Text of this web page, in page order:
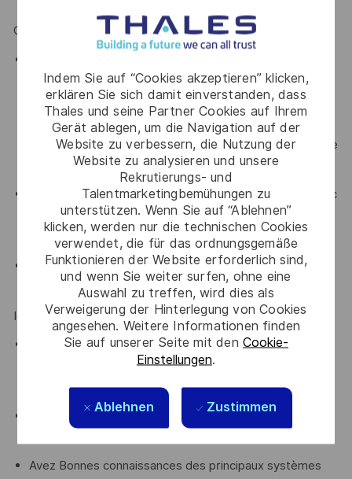
Indem Sie auf “Cookies akzeptieren” klicken,
erklären Sie sich damit einverstanden, dass
Thales und seine Partner Cookies auf Ihrem
Gerät ablegen, um die Navigation auf der
Website zu verbessern, die Nutzung der
Website zu analysieren und unsere
Rekrutierungs- und
Talentmarketingbemühungen zu
unterstützen. Wenn Sie auf “Ablehnen”
klicken, werden nur die technischen Cookies
verwendet, die für das ordnungsgemäße
Funktionieren der Website erforderlich sind,
und wenn Sie weiter surfen, ohne eine
Auswahl zu treffen, wird dies als
Verweigerung der Hinterlegung von Cookies
angesehen. Weitere Informationen finden
Sie auf unserer Seite mit den Cookie-
Einstellungen.
Ablehnen Zustimmen
Communication:
complexes pour des publics non spécialistes et de
communiquer clairement autour des risques et des
enjeux de sécurité. Il doit savoir rédiger des rapports
clairs et précis, ainsi qu’assurer une transmission efficace
des consignes de sécurité.
Faire preuve d’écoute pour collaborer efficacement avec
des équipes pluridisciplinaires et avec des parties
prenantes externes.
Avoir le bon niveau de confidentialité et avoir le sens de
la gestion de crise.
Idéalement vous :
Etes à l'aise avec les architectures compartimentées,
avec la virtualisation, l'embarqué et le chiffrement, les
protocoles nouvelles générations, le NIS2, ...
Connaissez les environnements virtualisés sur cloud
Avez Bonnes connaissances des principaux systèmes